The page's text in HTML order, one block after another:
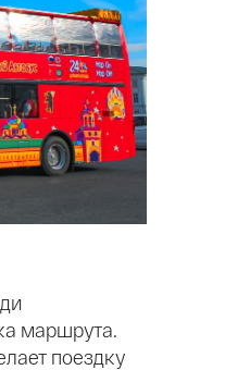
маршрута.
поездку